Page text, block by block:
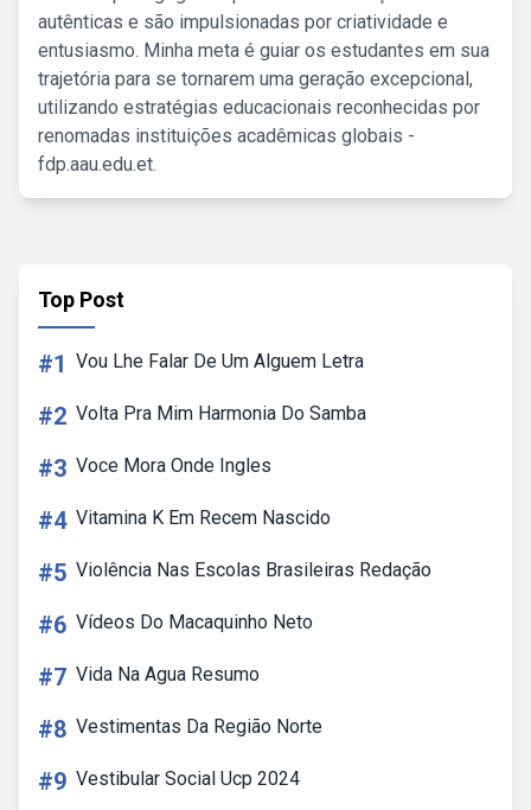
autênticas e são impulsionadas por criatividade e
entusiasmo. Minha meta é guiar os estudantes em sua
trajetória para se tornarem uma geração excepcional,
utilizando estratégias educacionais reconhecidas por
renomadas instituições acadêmicas globais -
fdp.aau.edu.et.
Top Post
#1 Vou Lhe Falar De Um Alguem Letra
#2 Volta Pra Mim Harmonia Do Samba
#3 Voce Mora Onde Ingles
#4 Vitamina K Em Recem Nascido
#5 Violência Nas Escolas Brasileiras Redação
#6 Vídeos Do Macaquinho Neto
#7 Vida Na Agua Resumo
#8 Vestimentas Da Região Norte
#9 Vestibular Social Ucp 2024